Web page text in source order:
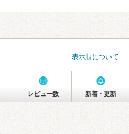
表示順について
レビュー数 新着・更新